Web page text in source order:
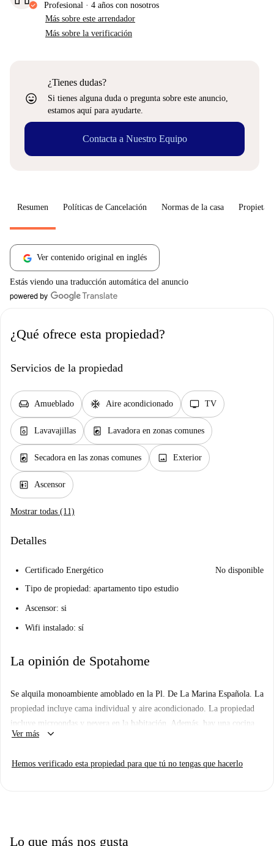
Profesional · 4 años con nosotros
Más sobre este arrendador
Más sobre la verificación
sentiment_very_satisfied
¿Tienes dudas?
Si tienes alguna duda o pregunta sobre este anuncio,
estamos aquí para ayudarte.
Contacta a Nuestro Equipo
Resumen Políticas de Cancelación Normas de la casa
Ver contenido original en inglés
Estás viendo una traducción automática del anuncio
¿Qué ofrece esta propiedad?
Servicios de la propiedad
chair Amueblado ac_unit Aire acondicionado tv TV
dishwasher_gen Lavavajillas local_laundry_service Lavadora en zonas comunes
local_laundry_service Secadora en las zonas comunes image Exterior
elevator Ascensor
Mostrar todas (11)
Detalles
Certificado Energético
No disponible
Tipo de propiedad: apartamento tipo estudio
Ascensor: si
Wifi instalado: sí
La opinión de Spotahome
Se alquila monoambiente amoblado en la Pl. De La Marina Española. La
propiedad incluye cama individual y aire acondicionado. La propiedad
incluye microondas y nevera en la habitación. Además, hay una cocina
común compartida con unas 15 personas. La propiedad también incluye
Ver más keyboard_arrow_down
Hemos verificado esta propiedad para que tú no tengas que hacerlo
Lo que más nos gusta